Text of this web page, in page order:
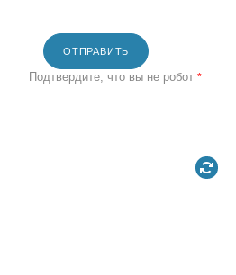
ОТПРАВИТЬ
Подтвердите, что вы не робот *